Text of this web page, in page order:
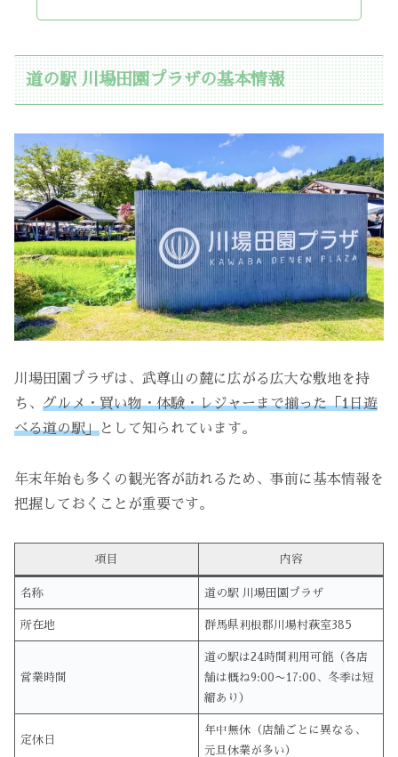
道の駅 川場田園プラザの基本情報
川場田園プラザは、武尊山の麓に広がる広大な敷地を持
ち、 グルメ・買い物・体験・レジャーまで揃った「1日遊
べる道の駅」として知られています。
年末年始も多くの観光客が訪れるため、事前に基本情報を
把握しておくことが重要です。
項目 内容
名称 道の駅 川場田園プラザ
所在地 群馬県利根郡川場村萩室385
営業時間
道の駅は24時間利用可能（各店
舗は概ね9:00〜17:00、冬季は短
縮あり）
定休日
年中無休（店舗ごとに異なる、
元旦休業が多い）